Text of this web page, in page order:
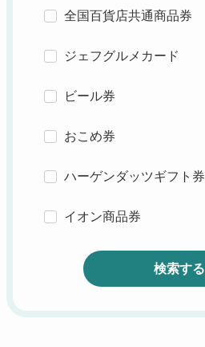
全国百貨店共通商品券
ジェフグルメカード
ビール券
おこめ券
ハーゲンダッツギフト券
イオン商品券
検索する